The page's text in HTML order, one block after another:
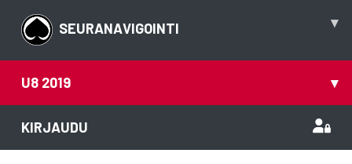
SEURANAVIGOINTI ▾
U8 2019 ▾
KIRJAUDU